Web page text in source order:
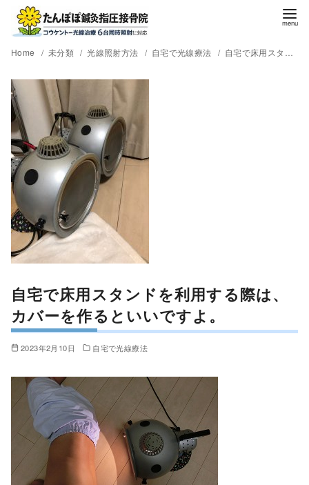
Home 未分類 光線照射方法 自宅で光線療法 自宅で床用スタンドを利用する際は、カバーを作るといいですよ。
自宅で床用スタンドを利用する際は、
カバーを作るといいですよ。
2023年2月10日 自宅で光線療法